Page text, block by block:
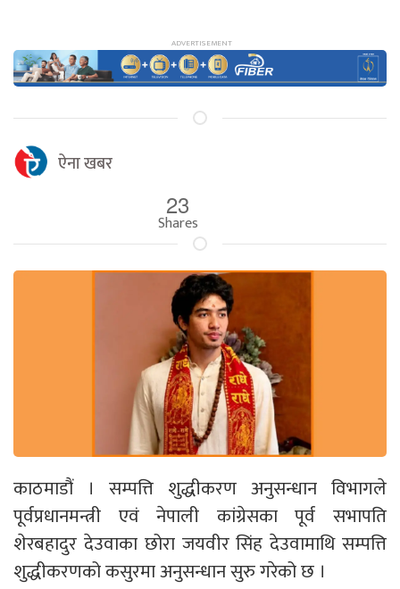
ऐना खबर
23
Shares
काठमाडौं । सम्पत्ति शुद्धीकरण अनुसन्धान विभागले
पूर्वप्रधानमन्त्री एवं नेपाली कांग्रेसका पूर्व सभापति
शेरबहादुर देउवाका छोरा जयवीर सिंह देउवामाथि सम्पत्ति
शुद्धीकरणको कसुरमा अनुसन्धान सुरु गरेको छ ।